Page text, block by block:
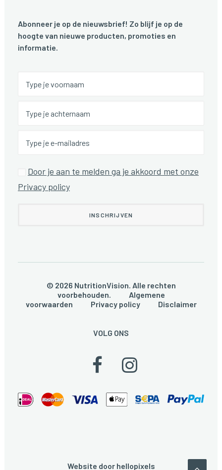
Abonneer je op de nieuwsbrief! Zo blijf je op de
hoogte van nieuwe producten, promoties en
informatie.
Door je aan te melden ga je akkoord met onze
Privacy policy
© 2026 NutritionVision. Alle rechten
voorbehouden. Algemene
voorwaarden
Privacy policy Disclaimer
VOLG ONS
Website door hellopixels